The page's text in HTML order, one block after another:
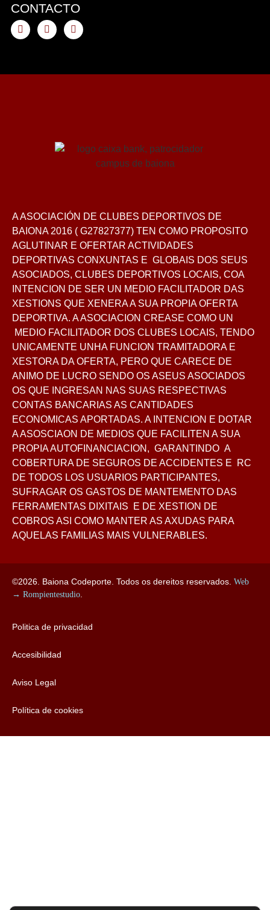
CONTACTO
A ASOCIACIÓN DE CLUBES DEPORTIVOS DE
BAIONA 2016 ( G27827377) TEN COMO PROPOSITO
AGLUTINAR E OFERTAR ACTIVIDADES
DEPORTIVAS CONXUNTAS E GLOBAIS DOS SEUS
ASOCIADOS, CLUBES DEPORTIVOS LOCAIS, COA
INTENCION DE SER UN MEDIO FACILITADOR DAS
XESTIONS QUE XENERA A SUA PROPIA OFERTA
DEPORTIVA. A ASOCIACION CREASE COMO UN
MEDIO FACILITADOR DOS CLUBES LOCAIS, TENDO
UNICAMENTE UNHA FUNCION TRAMITADORA E
XESTORA DA OFERTA, PERO QUE CARECE DE
ANIMO DE LUCRO SENDO OS ASEUS ASOCIADOS
OS QUE INGRESAN NAS SUAS RESPECTIVAS
CONTAS BANCARIAS AS CANTIDADES
ECONOMICAS APORTADAS. A INTENCION E DOTAR
A ASOSCIAON DE MEDIOS QUE FACILITEN A SUA
PROPIA AUTOFINANCIACION, GARANTINDO A
COBERTURA DE SEGUROS DE ACCIDENTES E RC
DE TODOS LOS USUARIOS PARTICIPANTES,
SUFRAGAR OS GASTOS DE MANTEMENTO DAS
FERRAMENTAS DIXITAIS E DE XESTION DE
COBROS ASI COMO MANTER AS AXUDAS PARA
AQUELAS FAMILIAS MAIS VULNERABLES.
©2026. Baiona Codeporte. Todos os dereitos reservados. Web
→ Rompientestudio.
Politica de privacidad
Accesibilidad
Aviso Legal
Política de cookies